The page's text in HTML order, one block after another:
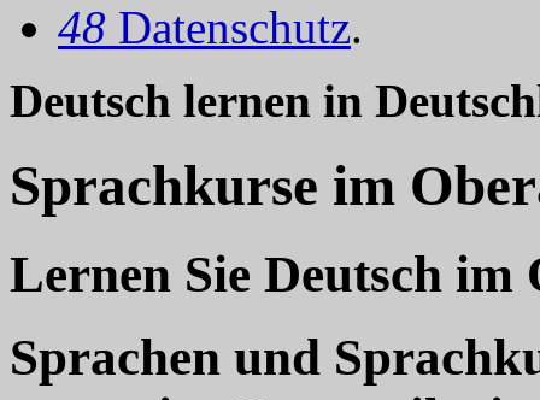
48 Datenschutz.
Deutsch lernen in
Sprachkurse im
Lernen Sie Deutsch im
Sprachen und